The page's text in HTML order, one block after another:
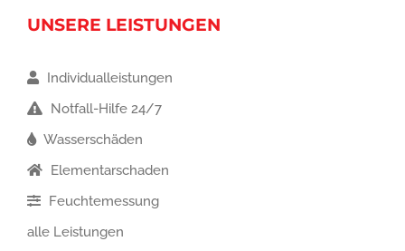
UNSERE LEISTUNGEN
Individualleistungen
Notfall-Hilfe 24/7
Wasserschäden
Elementarschaden
Feuchtemessung
alle Leistungen